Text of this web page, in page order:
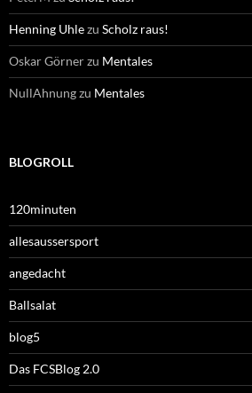
Henning Uhlezu Scholz raus!
Oskar Görnerzu Mentales
NullAhnungzu Mentales
BLOGROLL
120minuten
allesaussersport
angedacht
Ballsalat
blog5
Das FCSBlog 2.0